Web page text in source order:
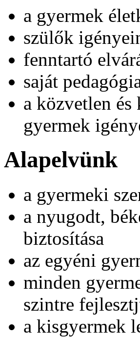
a gyermek
szülők
fenntartó
saját
a közvetlen
gyermek
Alapelvünk
a gyermeki
a nyugodt,
biztosítása
az egyéni
minden
szintre
a kisgyermek